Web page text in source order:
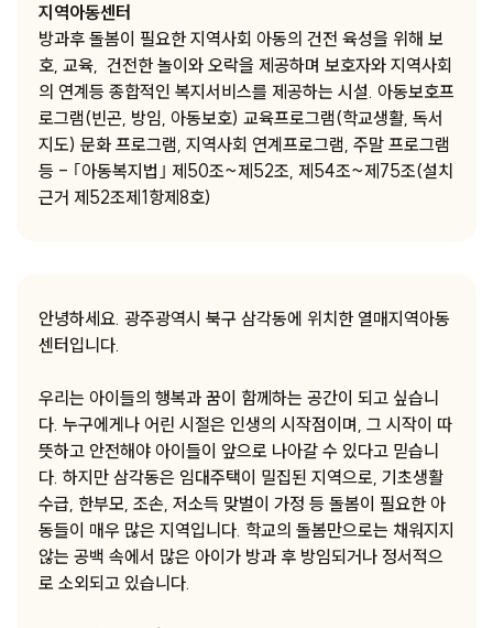
지역아동센터
방과후 돌봄이 필요한 지역사회 아동의 건전 육성을 위해 보
호, 교육, 건전한 놀이와 오락을 제공하며 보호자와 지역사회
의 연계등 종합적인 복지서비스를 제공하는 시설. 아동보호프
로그램(빈곤, 방임, 아동보호) 교육프로그램(학교생활, 독서
지도) 문화 프로그램, 지역사회 연계프로그램, 주말 프로그램
등 - ｢아동복지법｣ 제50조~제52조, 제54조~제75조(설치
근거 제52조제1항제8호)
안녕하세요. 광주광역시 북구 삼각동에 위치한 열매지역아동
센터입니다.
우리는 아이들의 행복과 꿈이 함께하는 공간이 되고 싶습니
다. 누구에게나 어린 시절은 인생의 시작점이며, 그 시작이 따
뜻하고 안전해야 아이들이 앞으로 나아갈 수 있다고 믿습니
다. 하지만 삼각동은 임대주택이 밀집된 지역으로, 기초생활
수급, 한부모, 조손, 저소득 맞벌이 가정 등 돌봄이 필요한 아
동들이 매우 많은 지역입니다. 학교의 돌봄만으로는 채워지지
않는 공백 속에서 많은 아이가 방과 후 방임되거나 정서적으
로 소외되고 있습니다.